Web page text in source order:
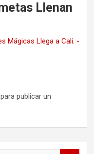
Llenan
Mágicas Llega a Cali. -
para publicar un